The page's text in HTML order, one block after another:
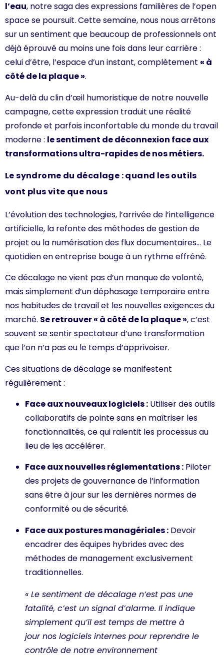
l’eau, notre saga des expressions familières de l’open
space se poursuit. Cette semaine, nous nous arrêtons
sur un sentiment que beaucoup de professionnels ont
déjà éprouvé au moins une fois dans leur carrière :
celui d’être, l’espace d’un instant, complètement « à
côté de la plaque ».
Au-delà du clin d’œil humoristique de notre nouvelle
campagne, cette expression traduit une réalité
profonde et parfois inconfortable du monde du travail
moderne : le sentiment de déconnexion face aux
transformations ultra-rapides de nos métiers.
Le syndrome du décalage : quand les outils
vont plus vite que nous
L’évolution des technologies, l’arrivée de l’intelligence
artificielle, la refonte des méthodes de gestion de
projet ou la numérisation des flux documentaires… Le
quotidien en entreprise bouge à un rythme effréné.
Ce décalage ne vient pas d’un manque de volonté,
mais simplement d’un déphasage temporaire entre
nos habitudes de travail et les nouvelles exigences du
marché. Se retrouver « à côté de la plaque », c’est
souvent se sentir spectateur d’une transformation
que l’on n’a pas eu le temps d’apprivoiser.
Ces situations de décalage se manifestent
régulièrement :
Face aux nouveaux logiciels : Utiliser des outils
collaboratifs de pointe sans en maîtriser les
fonctionnalités, ce qui ralentit les processus au
lieu de les accélérer.
Face aux nouvelles réglementations : Piloter
des projets de gouvernance de l’information
sans être à jour sur les dernières normes de
conformité ou de sécurité.
Face aux postures managériales : Devoir
encadrer des équipes hybrides avec des
méthodes de management exclusivement
traditionnelles.
« Le sentiment de décalage n’est pas une
fatalité, c’est un signal d’alarme. Il indique
simplement qu’il est temps de mettre à
jour nos logiciels internes pour reprendre le
contrôle de notre environnement